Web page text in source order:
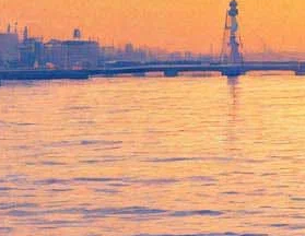
о кухне XVIII